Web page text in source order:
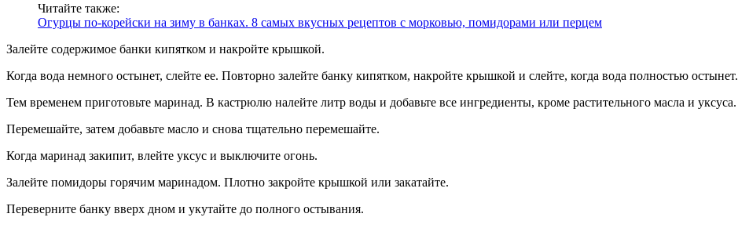
Читайте также:
Огурцы по-корейски на зиму в банках. 8 самых вкусных рецептов с морковью, помидорами или перцем
Залейте содержимое банки кипятком и накройте крышкой.
Когда вода немного остынет, слейте ее. Повторно залейте банку кипятком, накройте крышкой и слейте, когда вода полностью остынет.
Тем временем приготовьте маринад. В кастрюлю налейте литр воды и добавьте все ингредиенты, кроме растительного масла и уксуса.
Перемешайте, затем добавьте масло и снова тщательно перемешайте.
Когда маринад закипит, влейте уксус и выключите огонь.
Залейте помидоры горячим маринадом. Плотно закройте крышкой или закатайте.
Переверните банку вверх дном и укутайте до полного остывания.